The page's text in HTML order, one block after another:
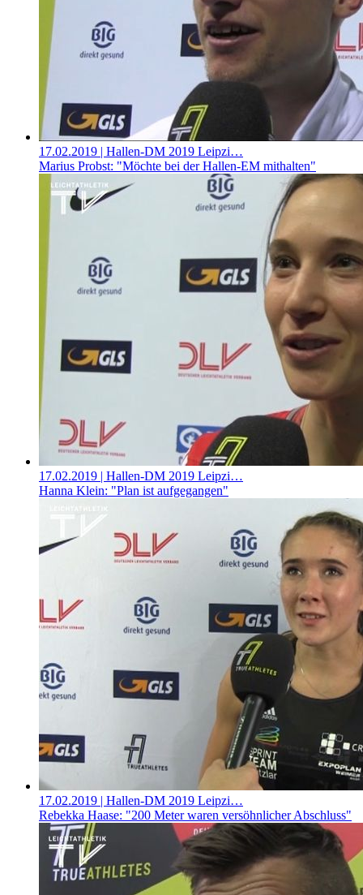
17.02.2019 | Hallen-DM 2019 Leipzi…
Marius Probst: "Möchte bei der Hallen-EM mithalten"
17.02.2019 | Hallen-DM 2019 Leipzi…
Hanna Klein: "Plan ist aufgegangen"
17.02.2019 | Hallen-DM 2019 Leipzi…
Rebekka Haase: "200 Meter waren versöhnlicher Abschluss"